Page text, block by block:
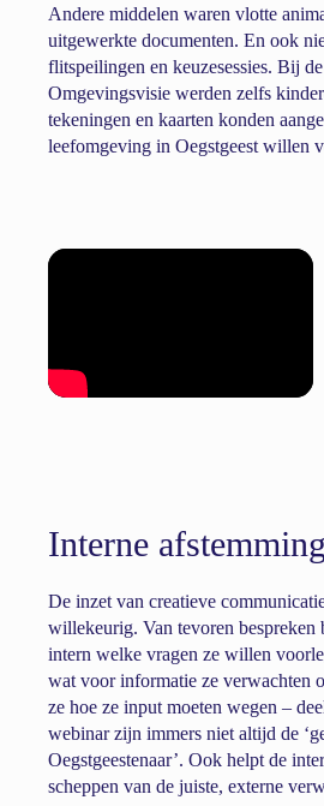
Andere middelen waren vlotte
uitgewerkte documenten. En ook
flitspeilingen en keuzesessies. Bij
Omgevingsvisie werden zelfs
tekeningen en kaarten konden
leefomgeving in Oegstgeest willen
Interne afstemming
De inzet van creatieve
willekeurig. Van tevoren bespreken
intern welke vragen ze willen
wat voor informatie ze verwachten
ze hoe ze input moeten wegen –
webinar zijn immers niet altijd de
Oegstgeestenaar’. Ook helpt de
scheppen van de juiste, externe